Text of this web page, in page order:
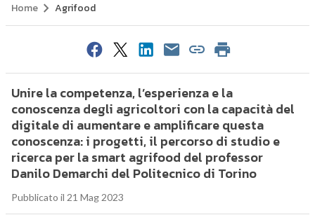
Home Agrifood
Unire la competenza, l’esperienza e la
conoscenza degli agricoltori con la capacità del
digitale di aumentare e amplificare questa
conoscenza: i progetti, il percorso di studio e
ricerca per la smart agrifood del professor
Danilo Demarchi del Politecnico di Torino
Pubblicato il 21 Mag 2023